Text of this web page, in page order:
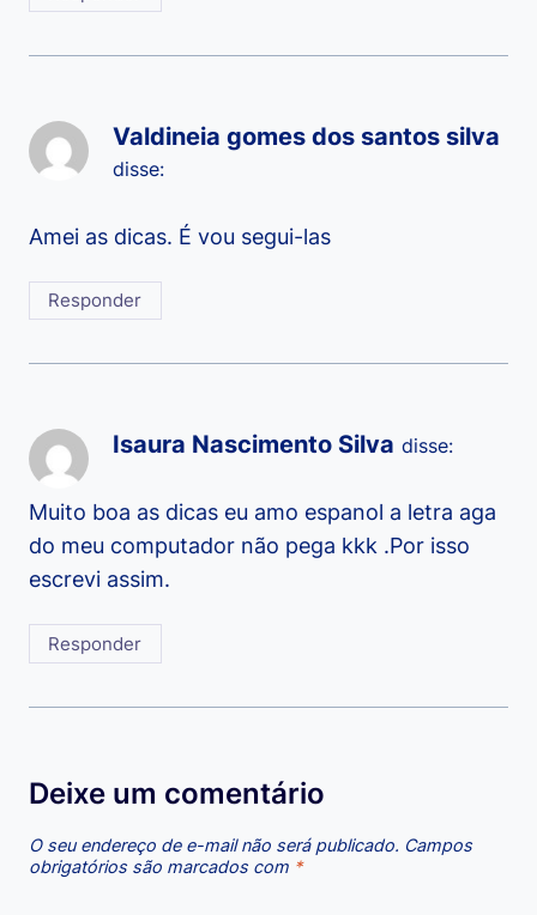
Valdineia gomes dos santos silva
disse:
Amei as dicas. É vou segui-las
Responder
Isaura Nascimento Silva disse:
Muito boa as dicas eu amo espanol a letra aga
do meu computador não pega kkk .Por isso
escrevi assim.
Responder
Deixe um comentário
O seu endereço de e-mail não será publicado. Campos
obrigatórios são marcados com *